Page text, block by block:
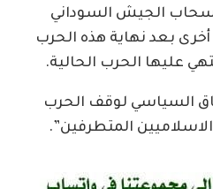
الجيش السوداني
بعد نهاية هذه الحرب
عليها الحرب الحالية.
السياسي لوقف الحرب
المتطرفين”.